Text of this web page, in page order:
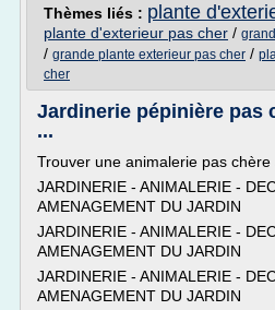
Thèmes liés : plante
plante d'exterieur pas cher /
/ grande plante exterieur pas cher /
cher
Jardinerie pépinière pas
...
Trouver une animalerie pas
JARDINERIE - ANIMALERIE -
AMENAGEMENT DU JARDIN
JARDINERIE - ANIMALERIE -
AMENAGEMENT DU JARDIN
JARDINERIE - ANIMALERIE -
AMENAGEMENT DU JARDIN